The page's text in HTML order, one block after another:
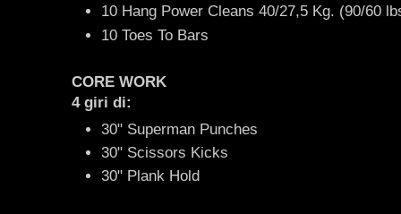
10 Hang Power Cleans 40/27,5 Kg. (90/60
10 Toes To Bars
CORE WORK
4 giri di:
30" Superman Punches
30" Scissors Kicks
30" Plank Hold